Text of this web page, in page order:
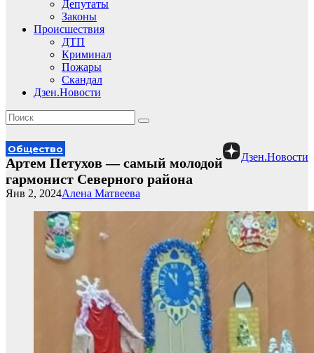
Депутаты
Законы
Происшествия
ДТП
Криминал
Пожары
Скандал
Дзен.Новости
Дзен.Новости
Общество
Артем Петухов — самый молодой
гармонист Северного района
Алена Матвеева
Янв 2, 2024